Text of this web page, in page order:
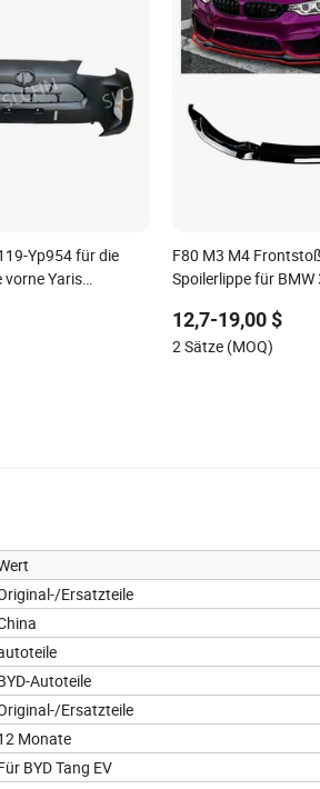
Yp954 für die
Yaris
F80 M3 M4
Spoilerlippe für BMW
12,7-19,00 $
2 Sätze (MOQ)
Ersatzteile
Autoteile
Ersatzteile
Monate
BYD Tang EV